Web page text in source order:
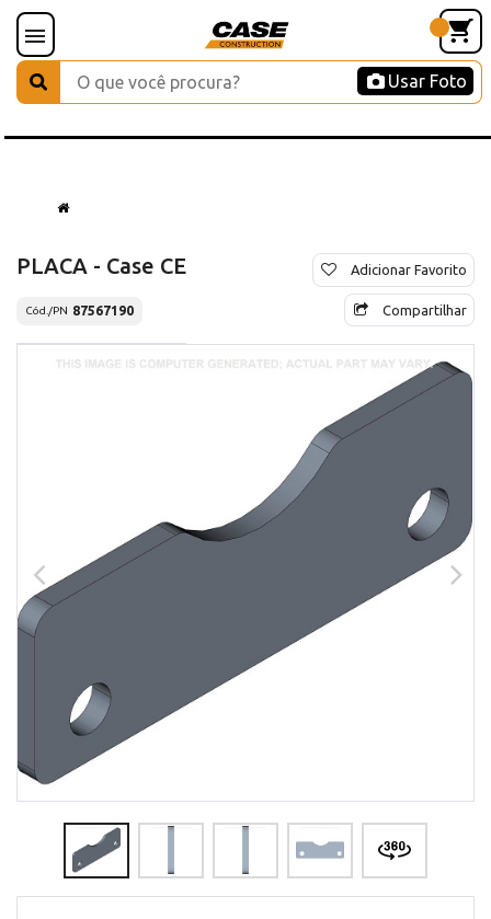
Usar Foto
PLACA - Case CE
Cód./PN 87567190
Adicionar Favorito
Compartilhar